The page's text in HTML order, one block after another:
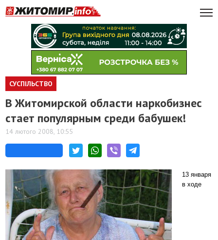
СУСПІЛЬСТВО
В Житомирской области наркобизнес
стает популярным среди бабушек!
14 лютого 2008, 10:55
13 января
в ходе